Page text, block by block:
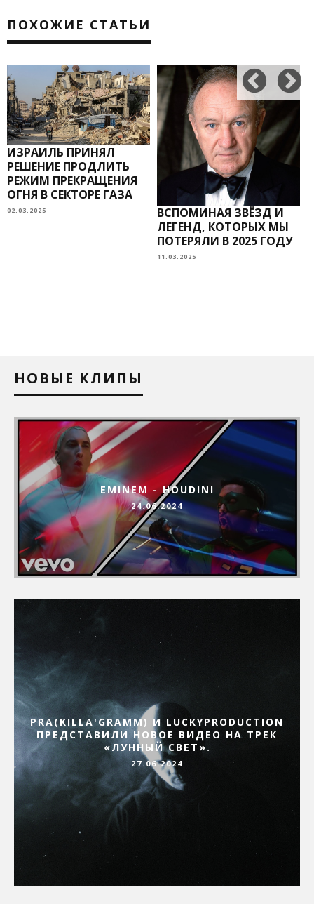
ПОХОЖИЕ СТАТЬИ
ИЗРАИЛЬ ПРИНЯЛ
РЕШЕНИЕ ПРОДЛИТЬ
РЕЖИМ ПРЕКРАЩЕНИЯ
ОГНЯ В СЕКТОРЕ ГАЗА
02.03.2025
ВСПОМИНАЯ ЗВЁЗД И
ЛЕГЕНД, КОТОРЫХ МЫ
ПОТЕРЯЛИ В 2025 ГОДУ
11.03.2025
НОВЫЕ КЛИПЫ
EMINEM - HOUDINI
24.06.2024
PRA(KILLA'GRAMM) И LUCKYPRODUCTION
ПРЕДСТАВИЛИ НОВОЕ ВИДЕО НА ТРЕК
«ЛУННЫЙ СВЕТ».
27.06.2024